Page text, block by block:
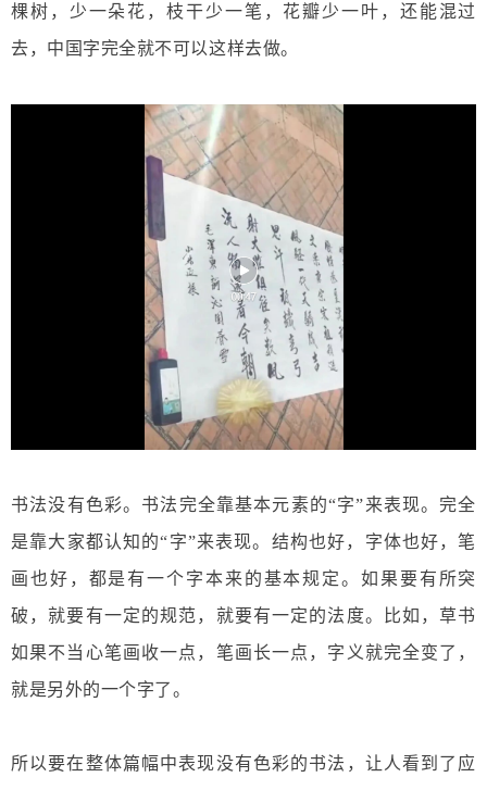
棵树，少一朵花，枝干少一笔，花瓣少一叶，还能混过
去，中国字完全就不可以这样去做。
书法没有色彩。书法完全靠基本元素的“字”来表现。完全
是靠大家都认知的“字”来表现。结构也好，字体也好，笔
画也好，都是有一个字本来的基本规定。如果要有所突
破，就要有一定的规范，就要有一定的法度。比如，草书
如果不当心笔画收一点，笔画长一点，字义就完全变了，
就是另外的一个字了。
所以要在整体篇幅中表现没有色彩的书法，让人看到了应